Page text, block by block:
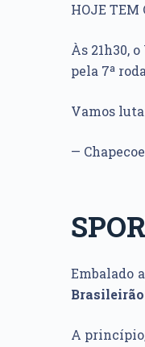
HOJE TEM
Às 21h30,
pela 7ª
Vamos
—
Embalado
Brasileirão
A